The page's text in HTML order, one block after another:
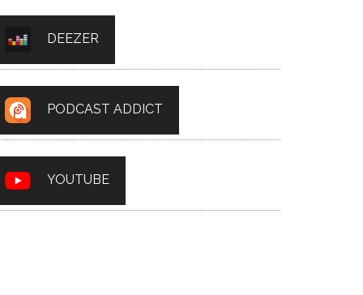
DEEZER
PODCAST ADDICT
YOUTUBE